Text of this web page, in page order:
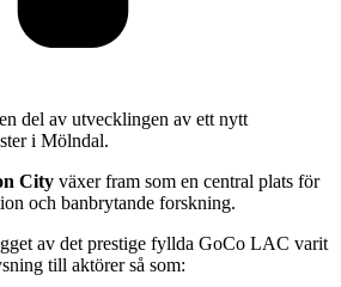
del av utvecklingen av ett nytt
i Mölndal.
City växer fram som en central plats för
och banbrytande forskning.
av det prestige fyllda GoCo LAC varit
till aktörer så som: